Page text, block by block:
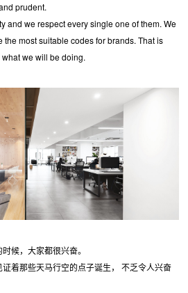
prudent.
and we respect every single one of them. We
most suitable codes for brands. That is
we will be doing.
候，大家都很兴奋。
着那些天马行空的点子诞生， 不乏令人兴奋